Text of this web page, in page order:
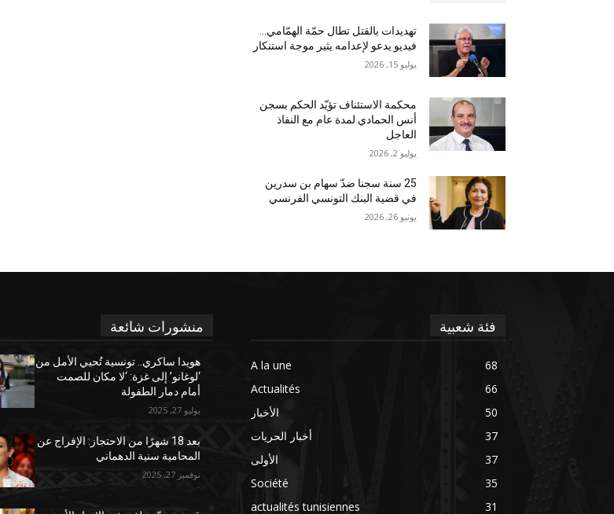
تهديدات بالقتل تطال حمّة الهمّامي…
فيديو يدعو لإعدامه يثير موجة استنكار
يوليو 15, 2026
محكمة الاستئناف تؤيّد الحكم بسجن
أنس الحمادي لمدة عام مع النفاذ
العاجل
يوليو 2, 2026
25 سنة سجنا ضدّ سهام بن سدرين
في قضية البنك التونسي الفرنسي
يونيو 26, 2026
منشورات شائعة
هويدا ساكري.. تونسية تُحيي الأمل من
‘لوغانو’ إلى غزة: ‘لا مكان للصمت
أمام دمار الطفولة
يوليو 27, 2025
بعد 18 شهرًا من الاحتجاز: الإفراج عن
المحامية سنية الدهماني
نوفمبر 27, 2025
فئة شعبية
A la une
68
Actualités
66
الأخبار
50
أخبار الحريات
37
الأولى
37
Société
35
actualités tunisiennes
31